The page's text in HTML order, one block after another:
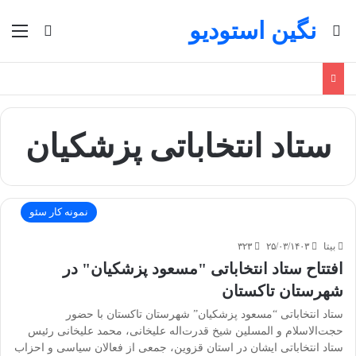
تغییر نگین استودیو
جستجو برای
ستاد انتخاباتی پزشکیان
نمونه کار سئو
بیتا ۲۵/۰۳/۱۴۰۳ ۳۲۳
افتتاح ستاد انتخاباتی "مسعود پزشکیان" در
شهرستان تاکستان
ستاد انتخاباتی “مسعود پزشکیان” شهرستان تاکستان با حضور
حجت‌الاسلام و المسلین شیخ قدرت‌اله علیخانی، محمد علیخانی رئیس
ستاد انتخاباتی ایشان در استان قزوین، جمعی از فعالان سیاسی و احزاب